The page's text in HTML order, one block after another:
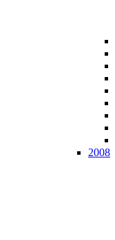
2008